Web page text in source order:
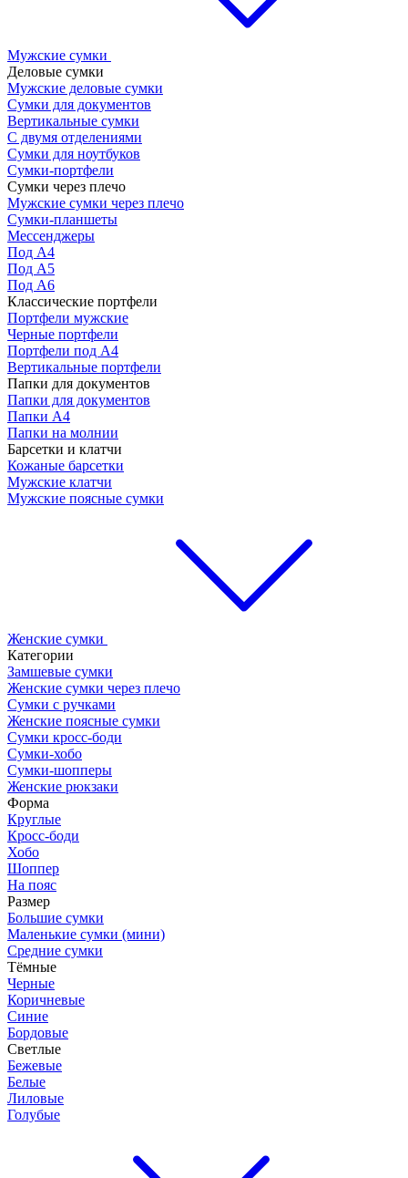
Мужские сумки
Деловые сумки
Мужские деловые сумки
Сумки для документов
Вертикальные сумки
С двумя отделениями
Сумки для ноутбуков
Сумки-портфели
Сумки через плечо
Мужские сумки через плечо
Сумки-планшеты
Мессенджеры
Под А4
Под А5
Под А6
Классические портфели
Портфели мужские
Черные портфели
Портфели под А4
Вертикальные портфели
Папки для документов
Папки для документов
Папки А4
Папки на молнии
Барсетки и клатчи
Кожаные барсетки
Мужские клатчи
Мужские поясные сумки
Женские сумки
Категории
Замшевые сумки
Женские сумки через плечо
Сумки с ручками
Женские поясные сумки
Сумки кросс-боди
Сумки-хобо
Сумки-шопперы
Женские рюкзаки
Форма
Круглые
Кросс-боди
Хобо
Шоппер
На пояс
Размер
Большие сумки
Маленькие сумки (мини)
Средние сумки
Тёмные
Черные
Коричневые
Синие
Бордовые
Светлые
Бежевые
Белые
Лиловые
Голубые